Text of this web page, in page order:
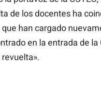
de los docentes ha
han cargado
en la entrada de